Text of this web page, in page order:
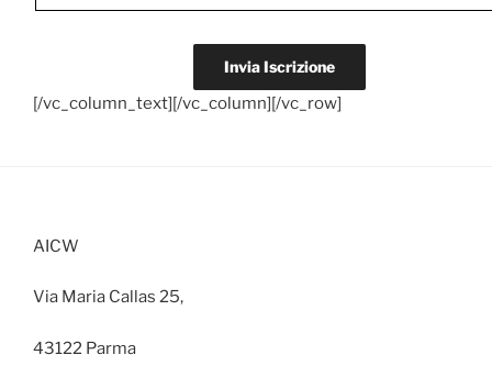
[/vc_column_text][/vc_column][/vc_row]
AICW
Via Maria Callas 25,
43122 Parma